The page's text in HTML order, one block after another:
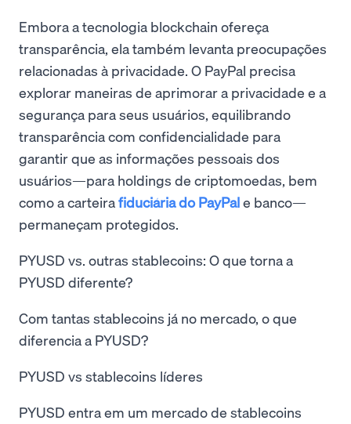
Embora a tecnologia blockchain ofereça
transparência, ela também levanta preocupações
relacionadas à privacidade. O PayPal precisa
explorar maneiras de aprimorar a privacidade e a
segurança para seus usuários, equilibrando
transparência com confidencialidade para
garantir que as informações pessoais dos
usuários—para holdings de criptomoedas, bem
como a carteirafiduciária do PayPale banco—
permaneçam protegidos.
PYUSD vs. outras stablecoins: O que torna a
PYUSD diferente?
Com tantas stablecoins já no mercado, o que
diferencia a PYUSD?
PYUSD vs stablecoins líderes
PYUSD entra em um mercado de stablecoins